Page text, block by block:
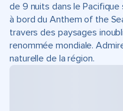
de 9 nuits dans le
à bord du Anthem of the
travers des paysages
renommée mondiale.
naturelle de la région.